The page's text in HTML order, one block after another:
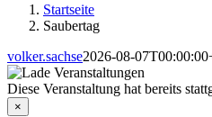
Startseite
Saubertag
volker.sachse2026-08-
Diese Veranstaltung hat bereits
×